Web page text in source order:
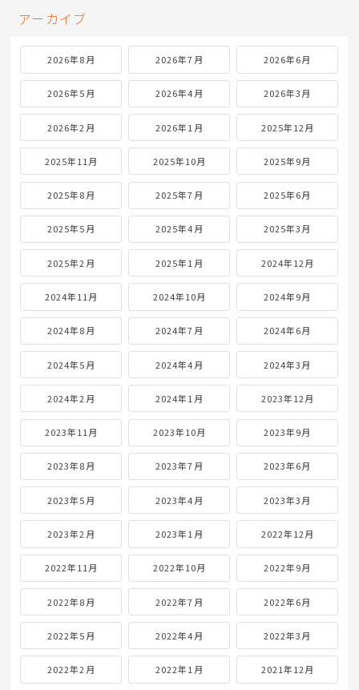
アーカイブ
2026年8月 2026年7月 2026年6月
2026年5月 2026年4月 2026年3月
2026年2月 2026年1月 2025年12月
2025年11月 2025年10月 2025年9月
2025年8月 2025年7月 2025年6月
2025年5月 2025年4月 2025年3月
2025年2月 2025年1月 2024年12月
2024年11月 2024年10月 2024年9月
2024年8月 2024年7月 2024年6月
2024年5月 2024年4月 2024年3月
2024年2月 2024年1月 2023年12月
2023年11月 2023年10月 2023年9月
2023年8月 2023年7月 2023年6月
2023年5月 2023年4月 2023年3月
2023年2月 2023年1月 2022年12月
2022年11月 2022年10月 2022年9月
2022年8月 2022年7月 2022年6月
2022年5月 2022年4月 2022年3月
2022年2月 2022年1月 2021年12月